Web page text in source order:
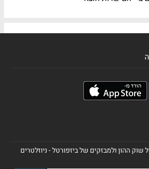
ההון ולמבזקים של ביזפורטל - ניוזלטרים